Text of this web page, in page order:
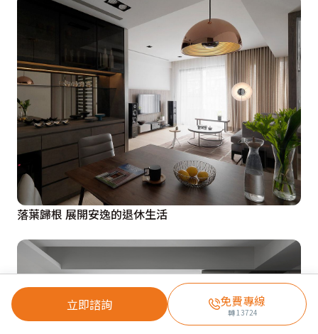
立即諮詢 免費專線
轉13724
落葉歸根 展開安逸的退休生活